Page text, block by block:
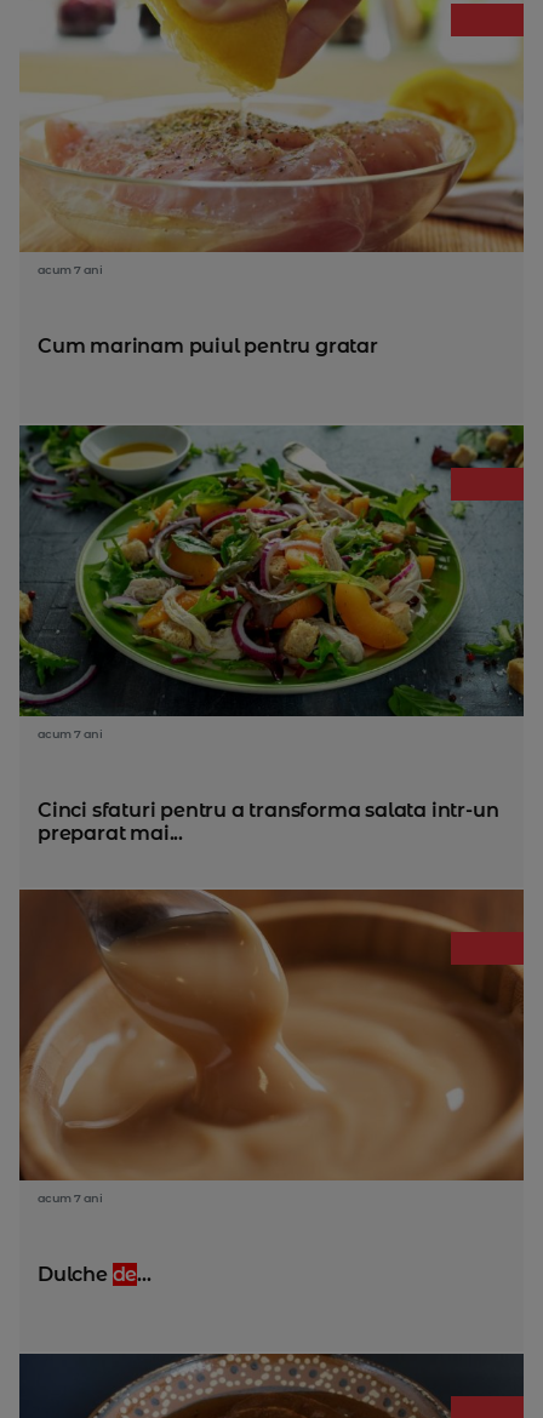
acum 7 ani
Cum marinam puiul pentru gratar
acum 7 ani
Cinci sfaturi pentru a transforma salata intr-un
preparat mai...
acum 7 ani
Dulche de...